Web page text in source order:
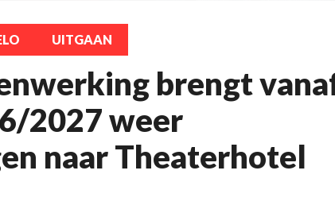
UITGAAN
brengt
2027 weer
naar Theaterhotel